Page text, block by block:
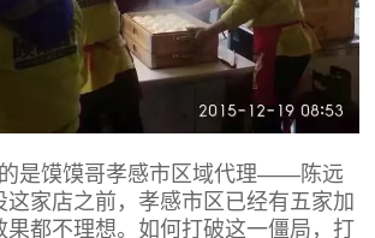
是馍馍哥孝感市区域代理——陈远
这家店之前，孝感市区已经有五家加
果都不理想。如何打破这一僵局，打